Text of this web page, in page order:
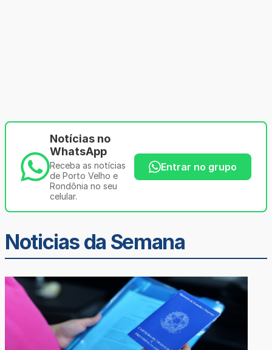
Notícias no
WhatsApp
Receba as notícias
de Porto Velho e
Rondônia no seu
celular.
Entrar no grupo
Noticias da Semana